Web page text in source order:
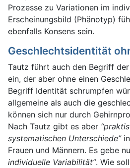
Prozesse zu Variationen im
Erscheinungsbild (Phänotyp)
ebenfalls Konsens sein.
Geschlechtsidentität
Tautz führt auch den Begriff
ein, der aber ohne einen
Begriff Identität schrumpfen
allgemeine als auch die
können sich nur durch
Nach Tautz gibt es aber
systematischen Unterschiede”in
Frauen und Männern. Es gebe
individuelle Variabilität”. Wie